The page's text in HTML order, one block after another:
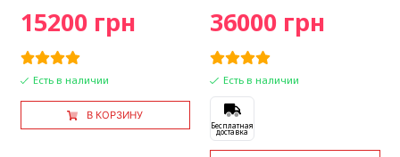
15200 грн
Есть в наличии
В КОРЗИНУ
36000 грн
Есть в наличии
Бесплатная
доставка